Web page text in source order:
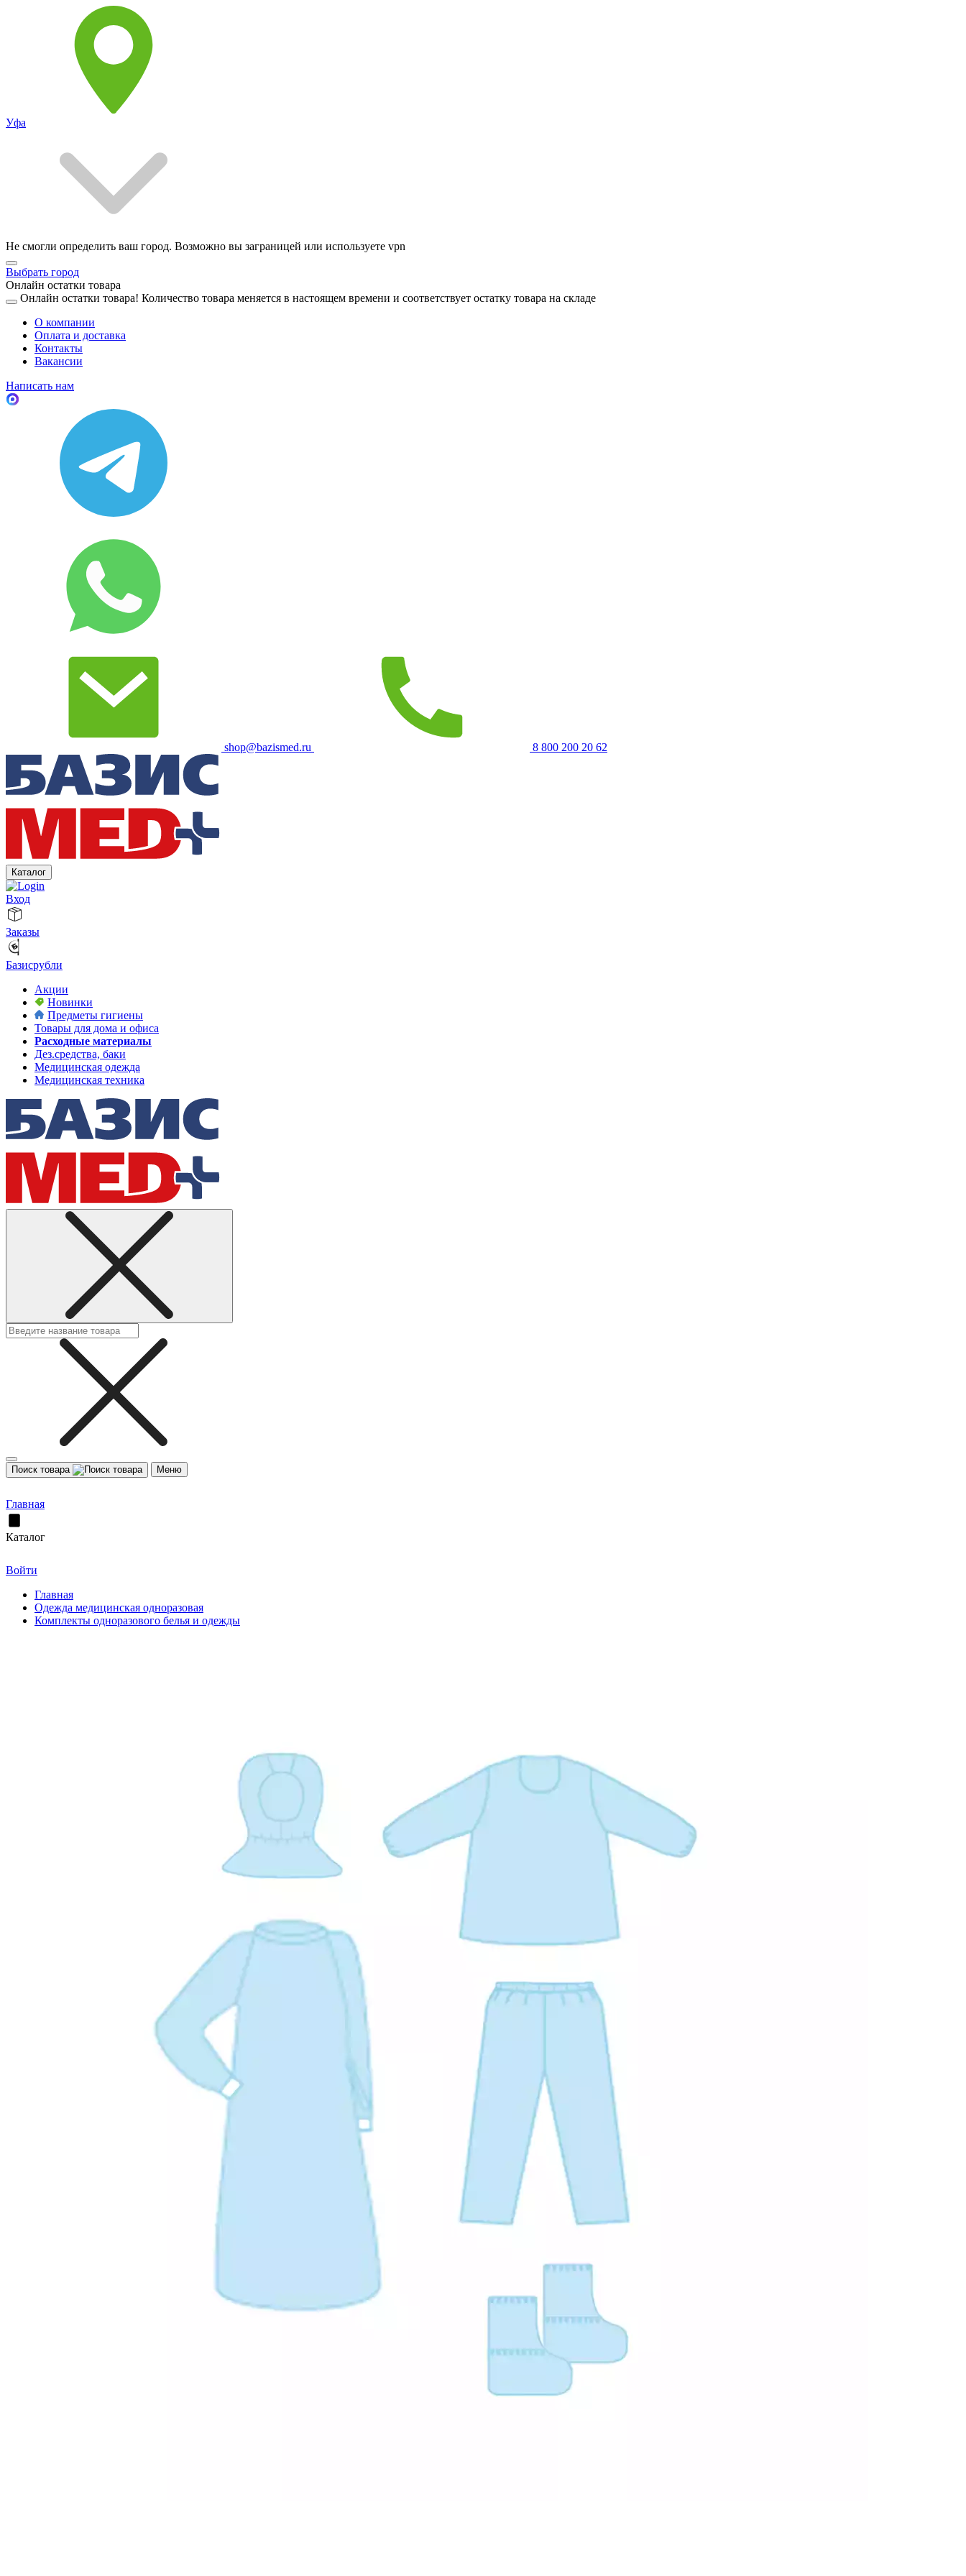
Уфа
Не смогли определить ваш город. Возможно вы заграницей или используете vpn
Выбрать город
Онлайн остатки товара
Онлайн остатки товара! Количество товара меняется в настоящем времени и соответствует остатку товара на складе
О компании
Оплата и доставка
Контакты
Вакансии
Написать нам
shop@bazismed.ru 8 800 200 20 62
Каталог
Вход
Заказы
Базисрубли
Акции
Новинки
Предметы гигиены
Товары для дома и офиса
Расходные материалы
Дез.средства, баки
Медицинская одежда
Медицинская техника
Поиск товара Меню
Главная
Каталог
Войти
Главная
Одежда медицинская одноразовая
Комплекты одноразового белья и одежды